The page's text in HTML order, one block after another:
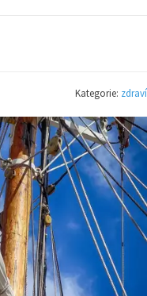
Kategorie: zdraví